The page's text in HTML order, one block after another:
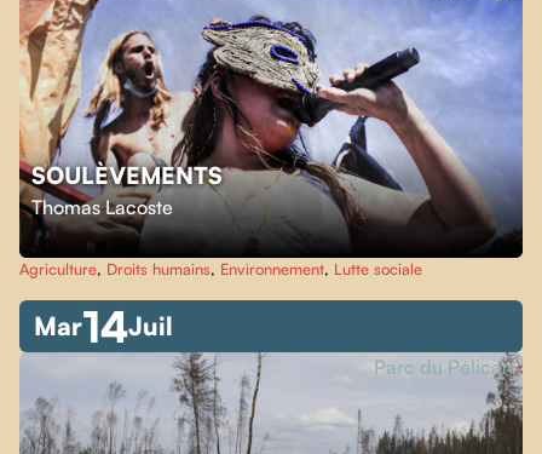
SOULÈVEMENTS
Thomas Lacoste
Agriculture, Droits humains, Environnement, Lutte sociale
Mar14Juil
Parc du Pélican